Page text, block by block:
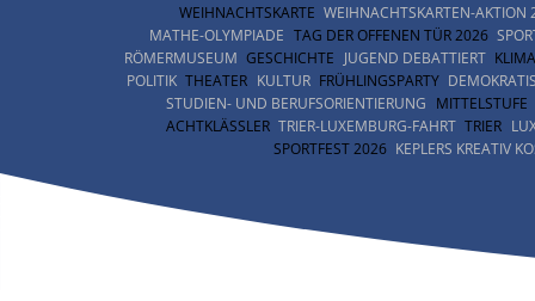
WEIHNACHTSKARTE WEIHNACHTSKARTEN-AKTION
MATHE-OLYMPIADE TAG DER OFFENEN TÜR 2026
RÖMERMUSEUM GESCHICHTE JUGEND DEBATTIERT
POLITIK THEATER KULTUR FRÜHLINGSPARTY
STUDIEN- UND BERUFSORIENTIERUNG MITTELSTUFE
ACHTKLÄSSLER TRIER-LUXEMBURG-FAHRT TRIER
SPORTFEST 2026 KEPLERS KREATIV